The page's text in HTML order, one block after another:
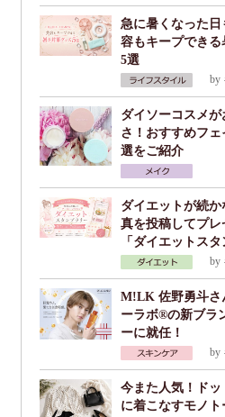
急に暑くなった
容もキープでき
5選
by
ダイソーコスメ
さ！おすすめフ
選をご紹介
ダイエットが続
真を投稿してプレ
「ダイエットスタ
by
M!LK 佐野勇斗さ
ーラボ®の新ブラ
ーに就任！
by
今また人気！ド
に着こなすモノ